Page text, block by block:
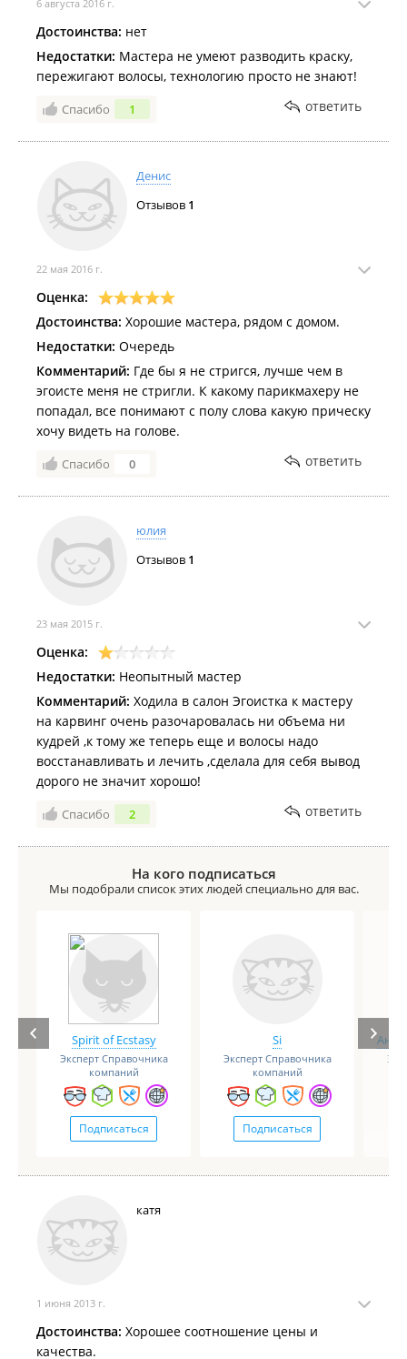
6 августа 2016 г.
Достоинства: нет
Недостатки: Мастера не умеют разводить краску,
пережигают волосы, технологию просто не знают!
Спасибо 1 ответить
Денис
Отзывов 1
22 мая 2016 г.
Оценка:
Достоинства: Хорошие мастера, рядом с домом.
Недостатки: Очередь
Комментарий: Где бы я не стригся, лучше чем в
эгоисте меня не стригли. К какому парикмахеру не
попадал, все понимают с полу слова какую прическу
хочу видеть на голове.
Спасибо 0 ответить
юлия
Отзывов 1
23 мая 2015 г.
Оценка:
Недостатки: Неопытный мастер
Комментарий: Ходила в салон Эгоистка к мастеру
на карвинг очень разочаровалась ни объема ни
кудрей ,к тому же теперь еще и волосы надо
восстанавливать и лечить ,сделала для себя вывод
дорого не значит хорошо!
Спасибо 2 ответить
На кого подписаться
Мы подобрали список этих людей специально для вас.
Spirit of Ecstasy
Эксперт Справочника
компаний
Подписаться
Si
Эксперт Справочника
компаний
Подписаться
катя
1 июня 2013 г.
Достоинства: Хорошее соотношение цены и
качества.